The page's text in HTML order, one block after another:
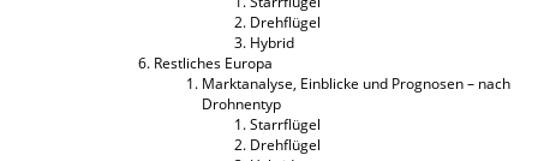
Drehflügel
Hybrid
Restliches Europa
Marktanalyse, Einblicke und Prognosen – nach
Drohnentyp
Starrflügel
Drehflügel